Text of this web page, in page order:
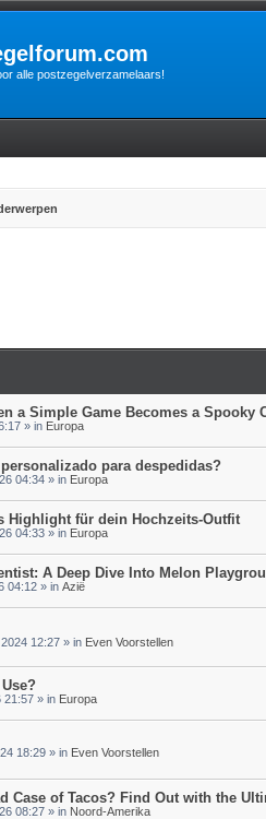
alle postzegelverzamelaars!
a Simple Game Becomes a Spooky
» in Europa
para despedidas?
04:34 » in Europa
Highlight für dein Hochzeits-Outfit
04:33 » in Europa
A Deep Dive Into Melon
04:12 » in Azië
12:27 » in Even Voorstellen
21:57 » in Europa
18:29 » in Even Voorstellen
Case of Tacos? Find Out with the
08:27 » in Noord-Amerika